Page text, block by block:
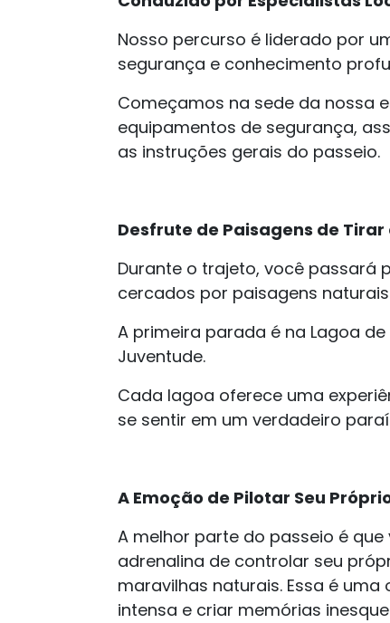
Nosso percurso é liderado por
segurança e conhecimento
Começamos na sede da nossa
equipamentos de segurança,
as instruções gerais do passeio.
Desfrute de Paisagens de Tirar
Durante o trajeto, você passará
cercados por paisagens
A primeira parada é na Lagoa
Juventude.
Cada lagoa oferece uma
se sentir em um verdadeiro
A Emoção de Pilotar Seu
A melhor parte do passeio é
adrenalina de controlar seu
maravilhas naturais. Essa é
intensa e criar memórias